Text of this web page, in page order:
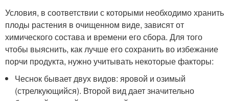
Условия, в соответствии с которыми необходимо хранить
плоды растения в очищенном виде, зависят от
химического состава и времени его сбора. Для того
чтобы выяснить, как лучше его сохранить во избежание
порчи продукта, нужно учитывать некоторые факторы:
Чеснок бывает двух видов: яровой и озимый
(стрелкующийся). Второй вид дает значительно